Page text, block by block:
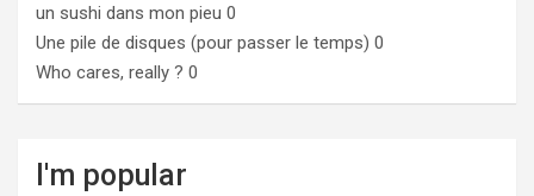
un sushi dans mon pieu 0
Une pile de disques (pour passer le temps) 0
Who cares, really ? 0
I'm popular